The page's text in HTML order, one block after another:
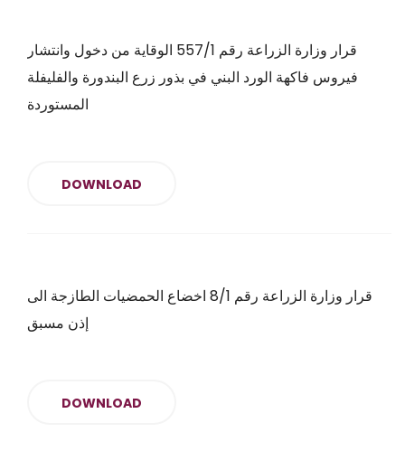
قرار وزارة الزراعة رقم 557/1 الوقاية من دخول وانتشار
فيروس فاكهة الورد البني في بذور زرع البندورة والفليفلة
المستوردة
DOWNLOAD
قرار وزارة الزراعة رقم 8/1 اخضاع الحمضيات الطازجة الى
إذن مسبق
DOWNLOAD